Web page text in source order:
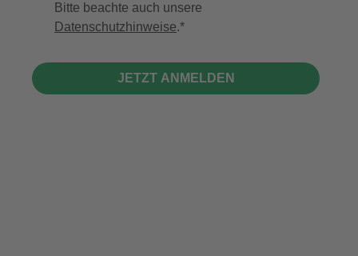
Bitte beachte auch unsere
Datenschutzhinweise.
JETZT ANMELDEN